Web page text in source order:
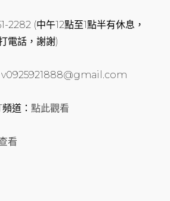
2282 (中午12點至1點半有休息，
電話，謝謝)
v0925921888@gmail.com
頻道：點此觀看
看